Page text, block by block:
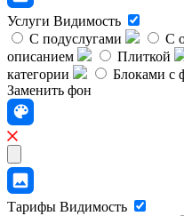
Услуги Видимость
С подуслугами
С
описанием
Плиткой
категории
Блоками с
Заменить фон
Тарифы Видимость